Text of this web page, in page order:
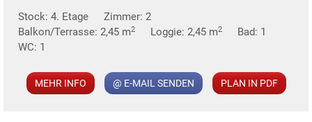
Stock: 4. Etage
Zimmer: 2
Balkon/Terrasse: 2,45 m2 Loggie: 2,45 m2
Bad: 1
WC: 1
MEHR INFO @ E-MAIL SENDEN PLAN IN PDF